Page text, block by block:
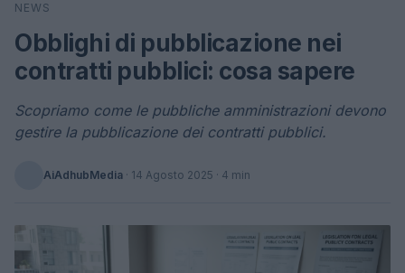
Cerca
NEWS
Obblighi di pubblicazione nei
contratti pubblici: cosa sapere
Scopriamo come le pubbliche amministrazioni devono
gestire la pubblicazione dei contratti pubblici.
AiAdhubMedia · 14 Agosto 2025 · 4 min